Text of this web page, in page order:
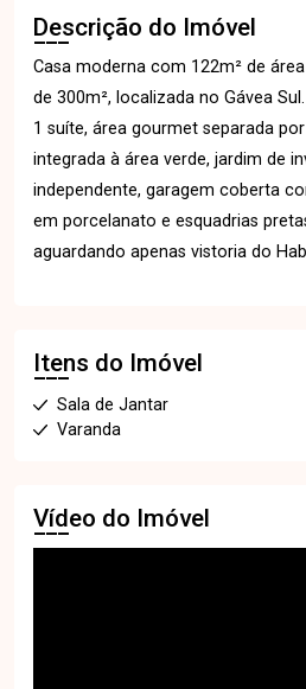
Descrição do Imóvel
Casa moderna com 122m² de
de 300m², localizada no Gávea
1 suíte, área gourmet separada
integrada à área verde, jardim de
independente, garagem coberta
em porcelanato e esquadrias
aguardando apenas vistoria do
Itens do Imóvel
Sala de Jantar
Varanda
Vídeo do Imóvel